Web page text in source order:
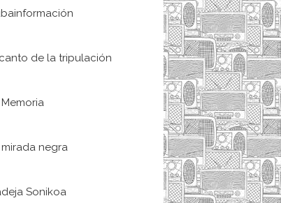
de la tripulación
Memoria
mirada negra
Sonikoa